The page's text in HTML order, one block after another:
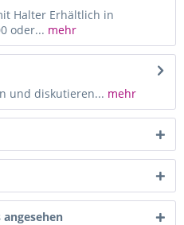
Halter Erhältlich in
oder... mehr
und diskutieren... mehr